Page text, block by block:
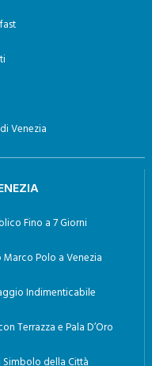
Venezia
Fino a 7 Giorni
Polo a Venezia
Indimenticabile
Terrazza e Pala D’Oro
Simbolo della Città